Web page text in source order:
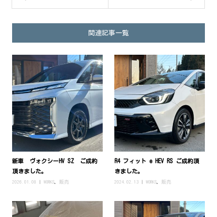
関連記事一覧
新車 ヴォクシーHV SZ ご成約
頂きました。
2026.01.08 WORKS, 販売
R4 フィット e HEV RS ご成約頂
きました。
2024.02.13 WORKS 販売